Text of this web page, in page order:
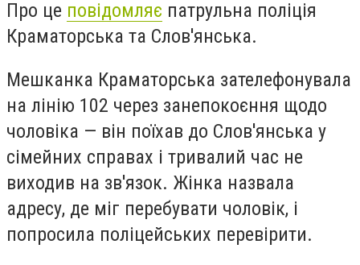
Про це повідомляє патрульна поліція
Краматорська та Слов'янська.
Мешканка Краматорська зателефонувала
на лінію 102 через занепокоєння щодо
чоловіка — він поїхав до Слов'янська у
сімейних справах і тривалий час не
виходив на зв'язок. Жінка назвала
адресу, де міг перебувати чоловік, і
попросила поліцейських перевірити.